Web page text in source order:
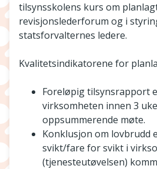
tilsynsskolens kurs om
revisjonslederforum og i
statsforvalternes ledere.
Kvalitetsindikatorene for
Foreløpig tilsynsrapport
virksomheten innen 3
oppsummerende møte.
Konklusjon om lovbrudd
svikt/fare for svikt i
(tjenesteutøvelsen)